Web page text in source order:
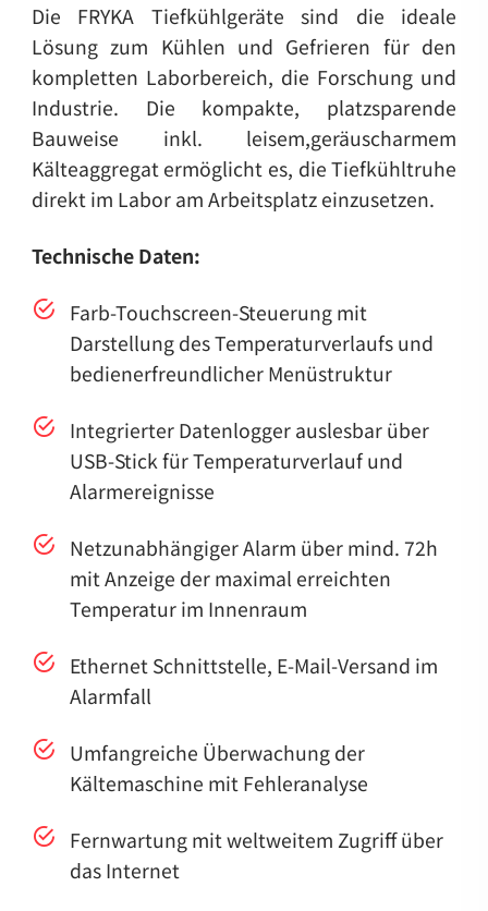
Die FRYKA Tiefkühlgeräte sind die ideale
Lösung zum Kühlen und Gefrieren für den
kompletten Laborbereich, die Forschung und
Industrie. Die kompakte, platzsparende
Bauweise inkl. leisem,geräuscharmem
Kälteaggregat ermöglicht es, die Tiefkühltruhe
direkt im Labor am Arbeitsplatz einzusetzen.
Technische Daten:
Farb-Touchscreen-Steuerung mit
Darstellung des Temperaturverlaufs und
bedienerfreundlicher Menüstruktur
Integrierter Datenlogger auslesbar über
USB-Stick für Temperaturverlauf und
Alarmereignisse
Netzunabhängiger Alarm über mind. 72h
mit Anzeige der maximal erreichten
Temperatur im Innenraum
Ethernet Schnittstelle, E-Mail-Versand im
Alarmfall
Umfangreiche Überwachung der
Kältemaschine mit Fehleranalyse
Fernwartung mit weltweitem Zugriff über
das Internet